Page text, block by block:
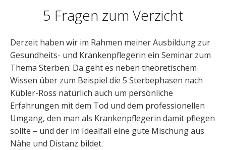
5 Fragen zum Verzicht
Derzeit haben wir im Rahmen meiner Ausbildung zur
Gesundheits- und Krankenpflegerin ein Seminar zum
Thema Sterben. Da geht es neben theoretischem
Wissen über zum Beispiel die 5 Sterbephasen nach
Kübler-Ross natürlich auch um persönliche
Erfahrungen mit dem Tod und dem professionellen
Umgang, den man als Krankenpflegerin damit pflegen
sollte – und der im Idealfall eine gute Mischung aus
Nähe und Distanz bildet.